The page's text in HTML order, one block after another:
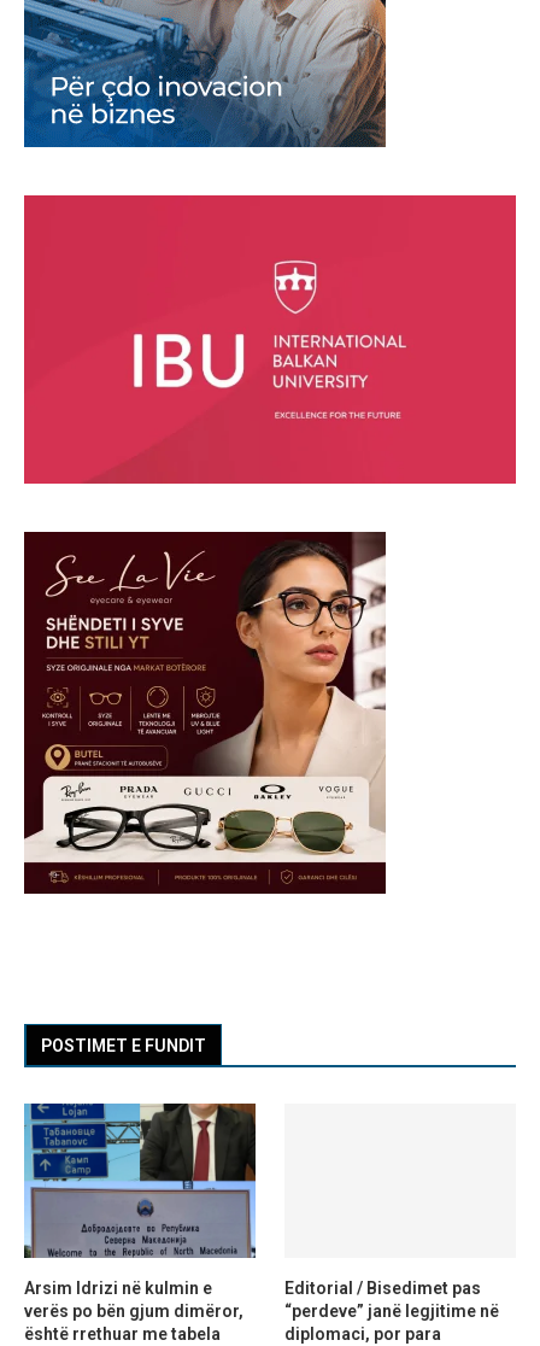
POSTIMET E FUNDIT
Arsim Idrizi në kulmin e
verës po bën gjum dimëror,
është rrethuar me tabela
Editorial / Bisedimet pas
“perdeve” janë legjitime në
diplomaci, por para